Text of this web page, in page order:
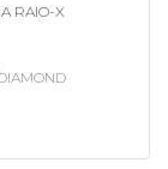
RAIO-X